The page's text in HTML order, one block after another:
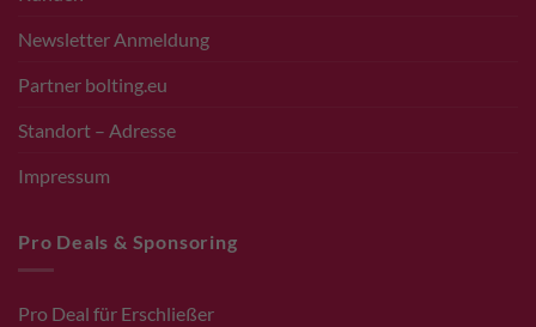
Newsletter Anmeldung
Partner bolting.eu
Standort – Adresse
Impressum
Pro Deals & Sponsoring
Pro Deal für Erschließer